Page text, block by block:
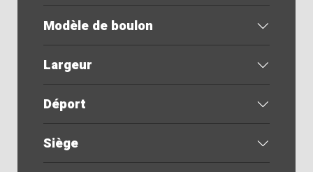
Modèle de boulon
Largeur
Déport
Siège